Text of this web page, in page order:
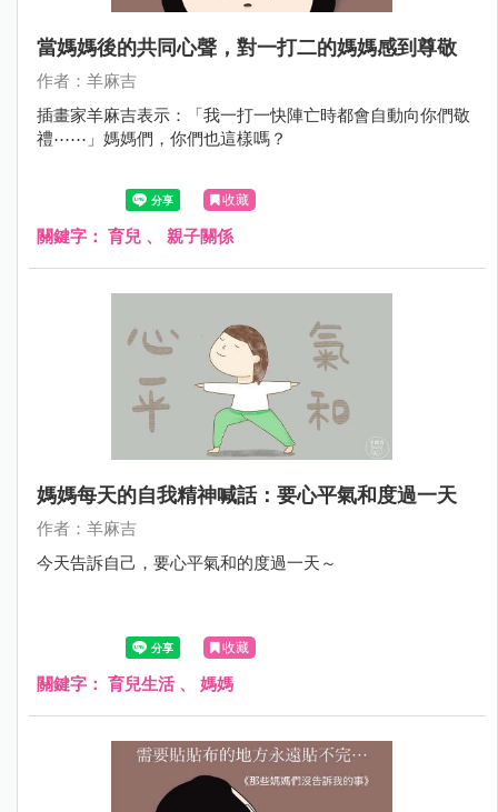
當媽媽後的共同心聲，對一打二的媽媽感到尊敬
作者：羊麻吉
插畫家羊麻吉表示：「我一打一快陣亡時都會自動向你們敬
禮⋯⋯」媽媽們，你們也這樣嗎？
收藏
關鍵字： 育兒 、 親子關係
媽媽每天的自我精神喊話：要心平氣和度過一天
作者：羊麻吉
今天告訴自己，要心平氣和的度過一天～
收藏
關鍵字： 育兒生活、 媽媽